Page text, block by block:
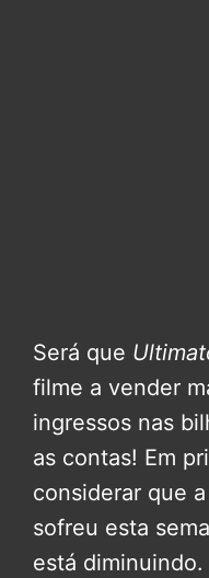
Será que
filme a vender
ingressos nas
as contas! Em
considerar que
sofreu esta
está